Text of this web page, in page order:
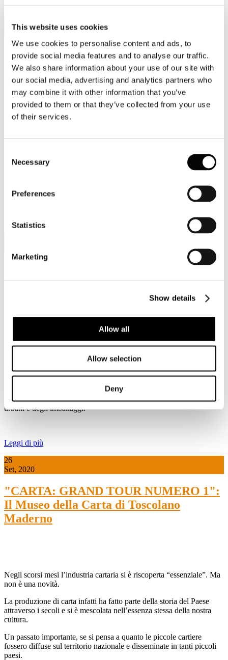
This website uses cookies
We use cookies to personalise content and ads, to
provide social media features and to analyse our traffic.
We also share information about your use of our site with
our social media, advertising and analytics partners who
may combine it with other information that you’ve
provided to them or that they’ve collected from your use
of their services.
Selection
Necessary
Preferences
Statistics
Marketing
Show details
Allow all
Allow selection
Deny
Ott, 2020
"CARTA: GRAND TOUR NUMERO 2":
Il Museo della Carta di Mele
Il tour di questa domenica ci conduce in Liguria, una terra visitata,
ricordata e vissuta da poeti e artisti attraverso i secoli. Molti la
estende, dimenticata e sconosciuta, un’altra Liguria. (Italo Calvino)
si snoda attraverso i secoli e giunge intatta fino a noi, nelle sale
espositive del Museo di Mele.
https://www.museocartamele.it/
rifiuti organici, anche tramite compostaggio. Come è noto la carta è
compostabile in conformità alla EN 13432.
Ma il decreto #EOW per la carta e cartone, in aggiunta ai parametri
funzionale ad una raccolta differenziata della carta ben sviluppata e
che viene confermata come #essenziale per il #riciclo dei rifiuti
urbani e degli imballaggi.
Leggi di più
26
Set, 2020
"CARTA: GRAND TOUR NUMERO 1":
Il Museo della Carta di Toscolano
Maderno
Negli scorsi mesi l’industria cartaria si è riscoperta “essenziale”. Ma
non è una novità.
La produzione di carta infatti ha fatto parte della storia del Paese
attraverso i secoli e si è mescolata nell’essenza stessa della nostra
cultura.
Un passato importante, se si pensa a quanto le piccole cartiere
fossero diffuse sul territorio nazionale e disseminate in tanti piccoli
paesi.